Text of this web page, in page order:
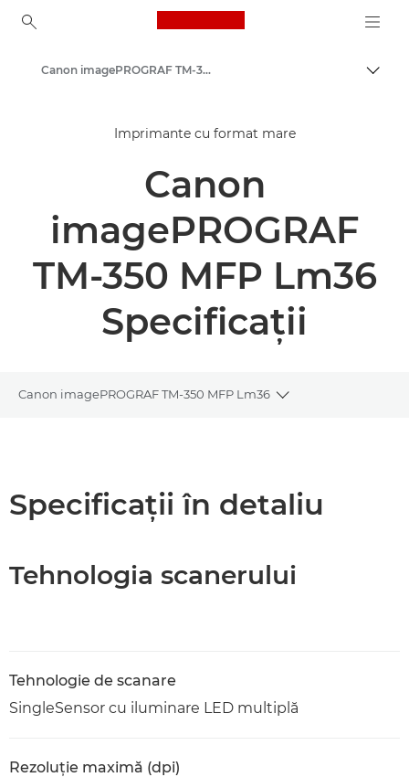
Canon Logo, back to
Soluţii şi servicii
Produse pentru companii
Canon imagePROGRAF TM-350/355 MFP Lm36 – Imprimante de format mare
Imprimante cu format mare
Canon
imagePROGRAF
TM-350 MFP Lm36
Specificaţii
Canon imagePROGRAF TM-350 MFP Lm36
Toggle
Specificaţii în detaliu
Tehnologia scanerului
Tehnologie de scanare
SingleSensor cu iluminare LED multiplă
Rezoluţie maximă (dpi)